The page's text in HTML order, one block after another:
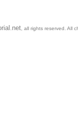
, all rights reserved. All